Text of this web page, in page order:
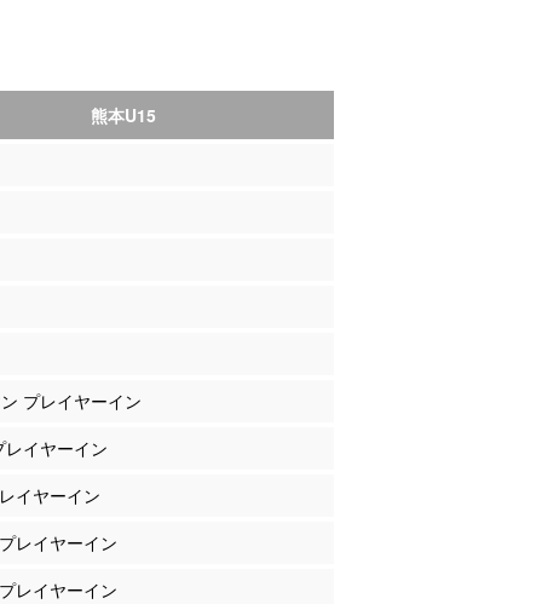
熊本U15
プレイヤーイン
イヤーイン
イヤーイン
レイヤーイン
レイヤーイン